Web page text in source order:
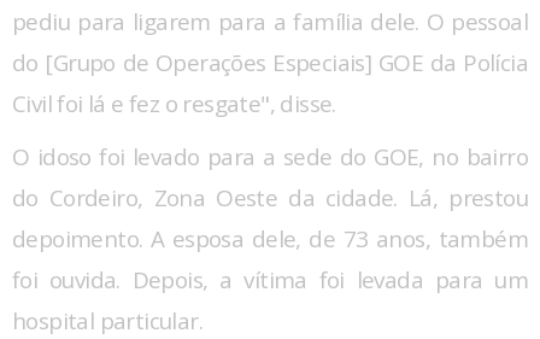
pediu para ligarem para a família dele. O pessoal
do [Grupo de Operações Especiais] GOE da Polícia
Civil foi lá e fez o resgate", disse.
O idoso foi levado para a sede do GOE, no bairro
do Cordeiro, Zona Oeste da cidade. Lá, prestou
depoimento. A esposa dele, de 73 anos, também
foi ouvida. Depois, a vítima foi levada para um
hospital particular.